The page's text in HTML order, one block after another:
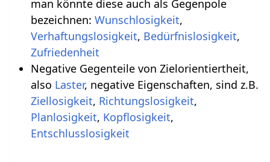
man könnte diese auch als Gegenpole
bezeichnen: Wunschlosigkeit,
Verhaftungslosigkeit, Bedürfnislosigkeit,
Zufriedenheit
Negative Gegenteile von Zielorientiertheit,
also Laster, negative Eigenschaften, sind z.B.
Ziellosigkeit, Richtungslosigkeit,
Planlosigkeit, Kopflosigkeit,
Entschlusslosigkeit